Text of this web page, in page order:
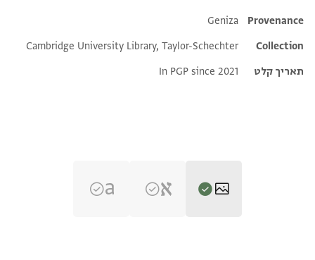
Additional metadata
Provenance
Geniza
Collection
Cambridge University Library, Taylor-Schechter
תאריך קלט
In PGP since 2021